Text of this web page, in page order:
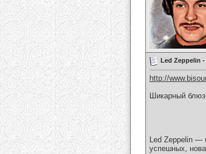
Led Zeppelin -
http://
Шикарный
Led Zeppelin —
успешных,